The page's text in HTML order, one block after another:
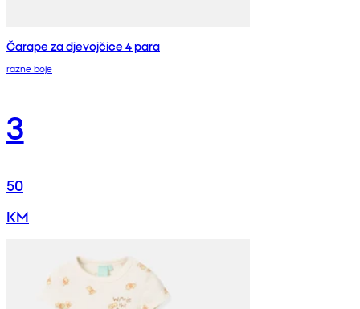
Čarape za djevojčice 4 para
razne boje
3
50
KM